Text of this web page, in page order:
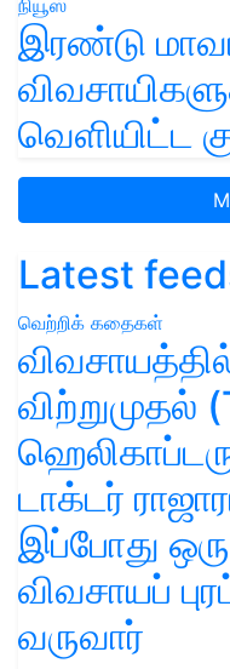
இரண்டு
வெளியிட்ட
Latest
வெற்றிக் கதைகள்
விற்றுமுதல்
டாக்டர்
இப்போது
விவசாயப்
வருவார்